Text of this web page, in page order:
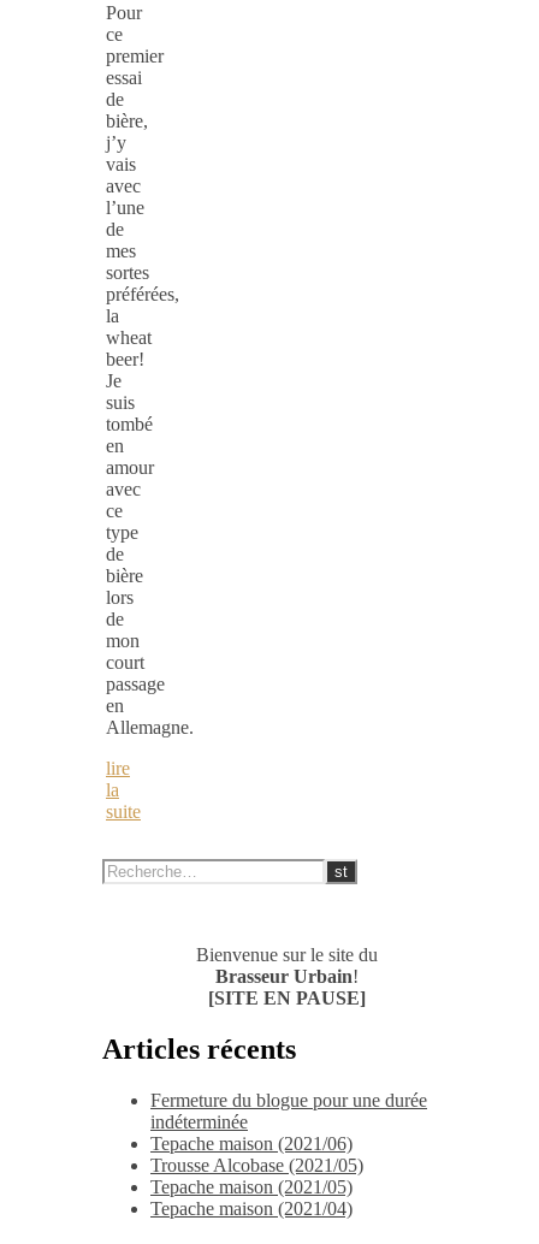
Pour
ce
premier
essai
de
bière,
j’y
vais
avec
l’une
de
mes
sortes
préférées,
la
wheat
beer!
Je
suis
tombé
en
amour
avec
ce
type
de
bière
lors
de
mon
court
passage
en
Allemagne.
lire
la
suite
Bienvenue sur le site du
Brasseur Urbain!
[SITE EN PAUSE]
Articles récents
Fermeture du blogue pour une durée
indéterminée
Tepache maison (2021/06)
Trousse Alcobase (2021/05)
Tepache maison (2021/05)
Tepache maison (2021/04)